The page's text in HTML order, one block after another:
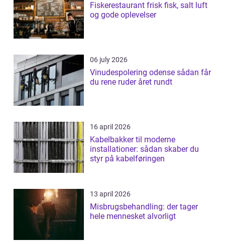
Fiskerestaurant frisk fisk, salt luft
og gode oplevelser
06 july 2026
Vinudespolering odense sådan får
du rene ruder året rundt
16 april 2026
Kabelbakker til moderne
installationer: sådan skaber du
styr på kabelføringen
13 april 2026
Misbrugsbehandling: der tager
hele mennesket alvorligt